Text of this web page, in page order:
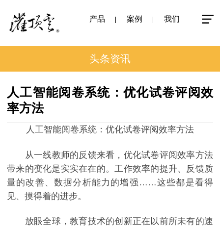
产品 案例 我们
头条资讯
人工智能阅卷系统：优化试卷评阅效
率方法
人工智能阅卷系统：优化试卷评阅效率方法
从一线教师的反馈来看，优化试卷评阅效率方法
带来的变化是实实在在的。工作效率的提升、反馈质
量的改善、数据分析能力的增强……这些都是看得
见、摸得着的进步。
放眼全球，教育技术的创新正在以前所未有的速